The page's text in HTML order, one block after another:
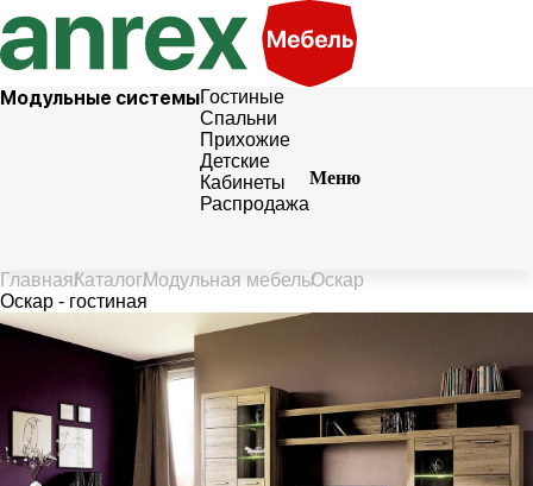
Модульные системыГостиные
Спальни
Прихожие
Детские
Кабинеты
Распродажа
Меню
ГлавнаяКаталогМодульная мебельОскар
Оскар - гостиная